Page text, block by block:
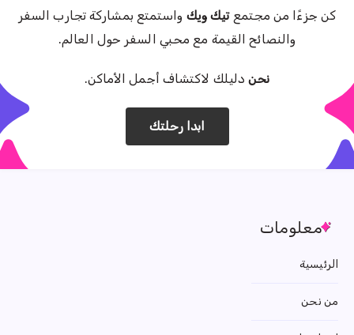
كن جزءًا من مجتمع تيك ويك واستمتع بمشاركة تجارب السفر
والنصائح القيمة مع محبي السفر حول العالم.
نحندليلك لاكتشاف أجمل الأماكن.
ابدا رحلتك
معلومات
الرئيسية
من نحن